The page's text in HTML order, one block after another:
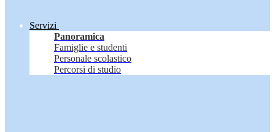
Servizi
Panoramica
Famiglie e studenti
Personale scolastico
Percorsi di studio